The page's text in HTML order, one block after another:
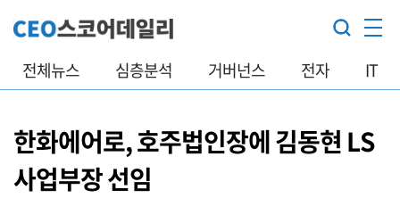
전체뉴스 심층분석 거버넌스 전자 IT
한화에어로, 호주법인장에 김동현 LS
사업부장 선임